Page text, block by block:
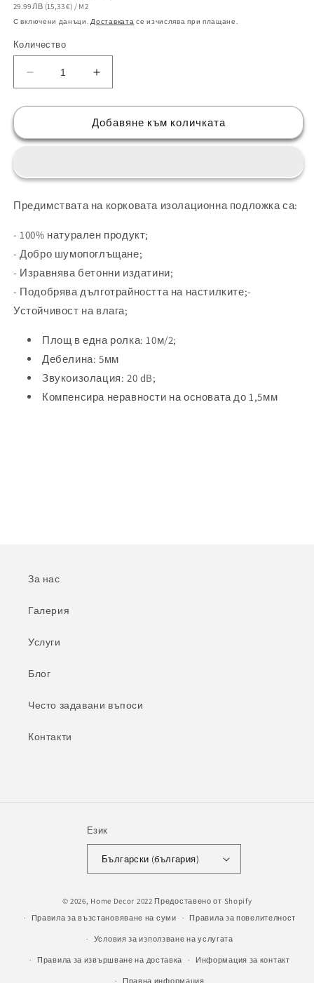
цена
ЕДИНИЧНА
29.99 ЛВ (15,33 €) / ЗА
M2
С включени данъци.Доставката се изчислява при плащане.
Количество
Намаляване
на
количеството
Коркова
Увеличаване
на
количеството
за
Коркова
Добавяне към количката
Предимствата на корковата изолационна подложка са:
- 100% натурален продукт;
- Добро шумопоглъщане;
- Изравнява бетонни издатини;
- Подобрява дълготрайността на настилките;-
Устойчивост на влага;
Площ в една ролка: 10м/2;
Дебелина: 5мм
Звукоизолация: 20 dB;
Компенсира неравности на основата до 1,5мм
За нас
Галерия
Услуги
Блог
Често задавани въпоси
Контакти
Език
Български (българия)
© 2026, Home Decor 2022 Предоставено от Shopify
Правила за възстановяване на суми
Правила за повелителност
Условия за използване на услугата
Правила за извършване на доставка Информация за контакт
Правна информация